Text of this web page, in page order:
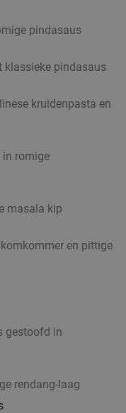
pindasaus
klassieke pindasaus
kruidenpasta en
romige
masala kip
en pittige
gestoofd in
rendang-laag